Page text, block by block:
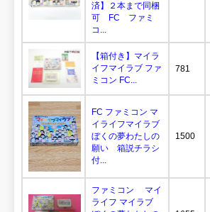
済】２本まで同梱
可 FC ファミ
コ...
【箱付き】マイラ
イフマイラブ ファ
ミコン FC...
781
FC ファミコン マ
イライフマイラブ
ぼくの夢わたしの
願い 箱説チラシ
付...
1500
ファミコン マイ
ライフ マイラブ